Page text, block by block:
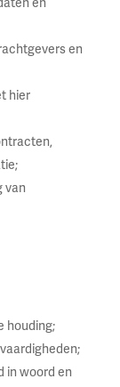
en
en
hier
van
houding;
in woord en